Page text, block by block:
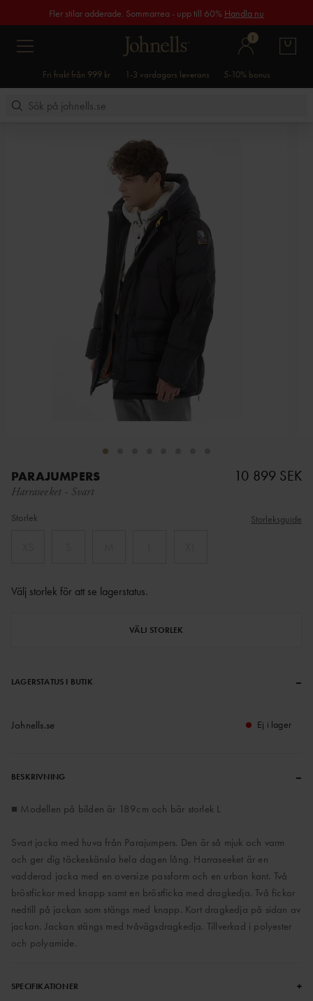
Fler stilar adderade. Sommarrea - upp till 60% Handla nu
1
Fri frakt från 999 kr 1-3 vardagars leverans 5-10% bonus
PARAJUMPERS
Harraseeket - Svart
10 899 SEK
Storlek Storleksguide
Välj storlek för att se lagerstatus.
VÄLJ STORLEK
LAGERSTATUS I BUTIK –
Johnells.se Ej i lager
BESKRIVNING –
■ Modellen på bilden är 189cm och bär storlek L
Svart jacka med huva från Parajumpers. Den är så mjuk och varm
och ger dig täckeskänsla hela dagen lång. Harraseeket är en
vadderad jacka med en oversize passform och en urban kant. Två
bröstfickor med knapp samt en bröstficka med dragkedja. Två fickor
nedtill på jackan som stängs med knapp. Kort dragkedja på sidan av
jackan. Jackan stängs med tvåvägsdragkedja. Tillverkad i polyester
och polyamide.
SPECIFIKATIONER +